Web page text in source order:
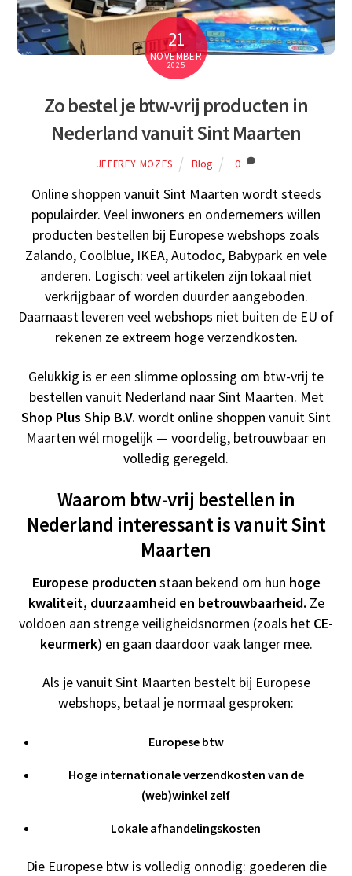
21
NOVEMBER
2025
Zo bestel je btw-vrij producten in
Nederland vanuit Sint Maarten
JEFFREY MOZES Blog 0
Online shoppen vanuit Sint Maarten wordt steeds
populairder. Veel inwoners en ondernemers willen
producten bestellen bij Europese webshops zoals
Zalando, Coolblue, IKEA, Autodoc, Babypark en vele
anderen. Logisch: veel artikelen zijn lokaal niet
verkrijgbaar of worden duurder aangeboden.
Daarnaast leveren veel webshops niet buiten de EU of
rekenen ze extreem hoge verzendkosten.
Gelukkig is er een slimme oplossing om btw-vrij te
bestellen vanuit Nederland naar Sint Maarten. Met
Shop Plus Ship B.V. wordt online shoppen vanuit Sint
Maarten wél mogelijk — voordelig, betrouwbaar en
volledig geregeld.
Waarom btw-vrij bestellen in
Nederland interessant is vanuit Sint
Maarten
Europese producten staan bekend om hun hoge
kwaliteit, duurzaamheid en betrouwbaarheid. Ze
voldoen aan strenge veiligheidsnormen (zoals het CE-
keurmerk) en gaan daardoor vaak langer mee.
Als je vanuit Sint Maarten bestelt bij Europese
webshops, betaal je normaal gesproken:
Europese btw
Hoge internationale verzendkosten van de
(web)winkel zelf
Lokale afhandelingskosten
Die Europese btw is volledig onnodig: goederen die